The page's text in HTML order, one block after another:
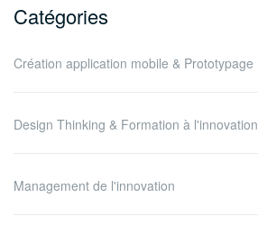
Catégories
Création application mobile & Prototypage
Design Thinking & Formation à l'innovation
Management de l'innovation